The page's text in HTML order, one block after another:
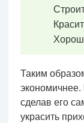
Таким
сделав его
украсить